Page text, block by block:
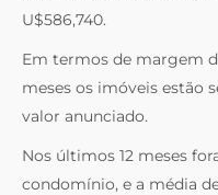
U$586,740.
Em termos de margem
meses os imóveis estão
valor anunciado.
Nos últimos 12 meses
condomínio, e a média